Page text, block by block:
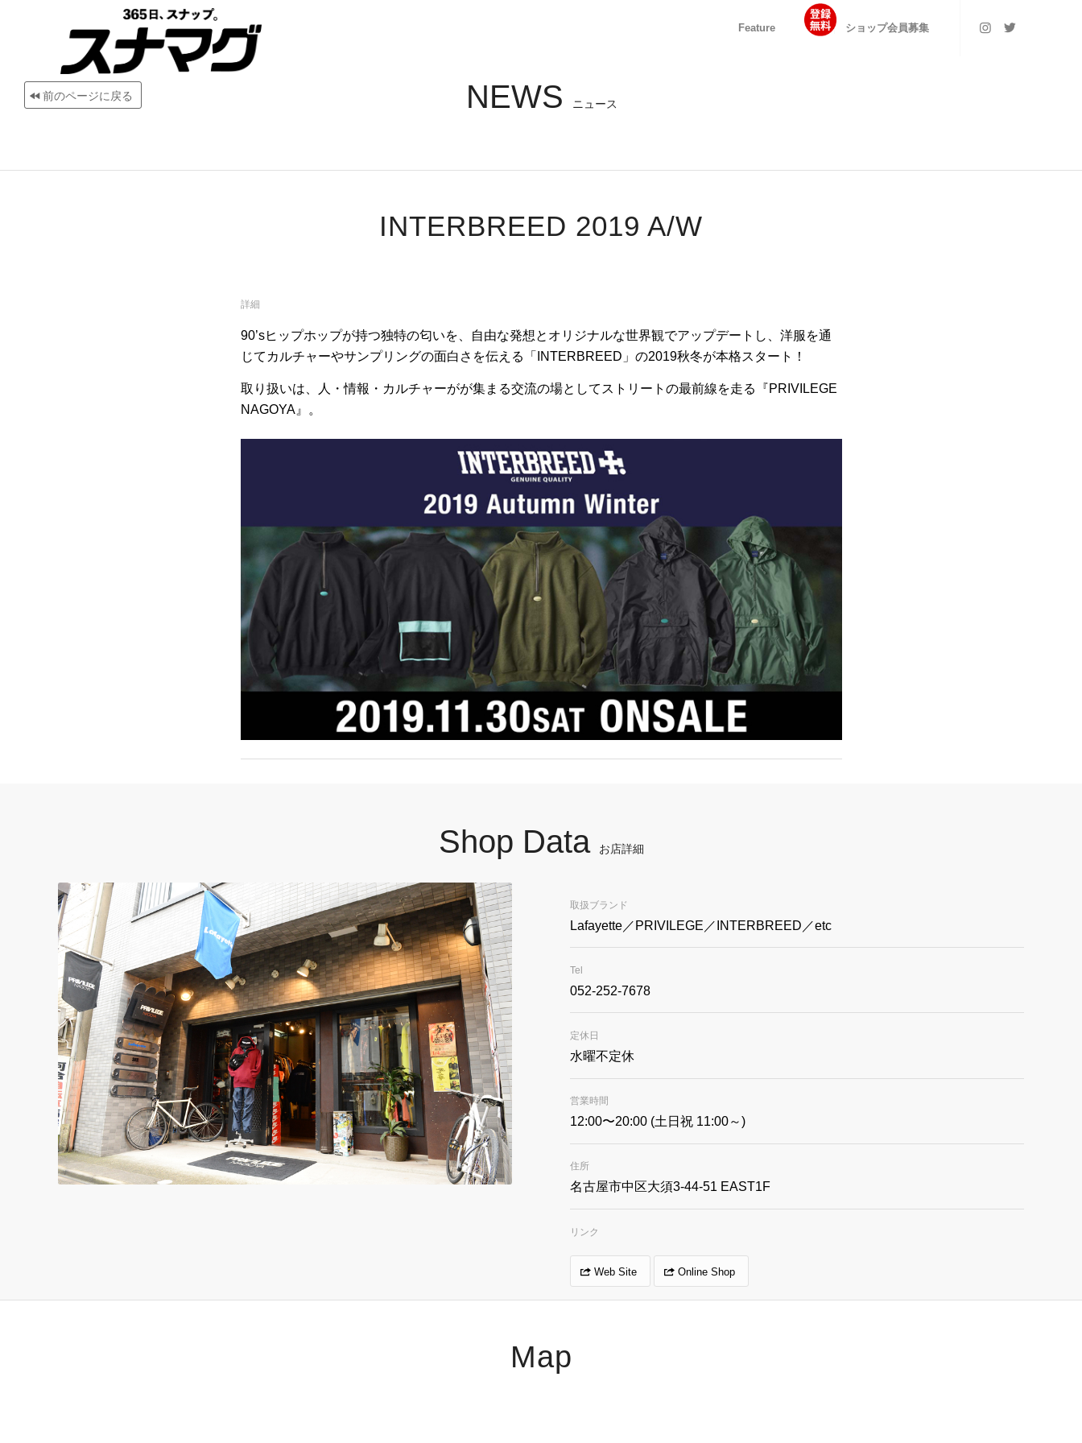
Feature ショップ会員募集
前のページに戻る NEWS ニュース
INTERBREED 2019 A/W
詳細
90’sヒップホップが持つ独特の匂いを、自由な発想とオリジナルな世界観でアップデートし、洋服を通
じてカルチャーやサンプリングの面白さを伝える「INTERBREED」の2019秋冬が本格スタート！
取り扱いは、人・情報・カルチャーがが集まる交流の場としてストリートの最前線を走る『PRIVILEGE
NAGOYA』。
Shop Data お店詳細
取扱ブランド
Lafayette／PRIVILEGE／ INTERBREED ／etc
Tel
052-252-7678
定休日
水曜不定休
営業時間
12:00〜20:00 (土日祝 11:00～)
住所
名古屋市中区大須3-44-51 EAST1F
リンク
Web Site Online Shop
Map